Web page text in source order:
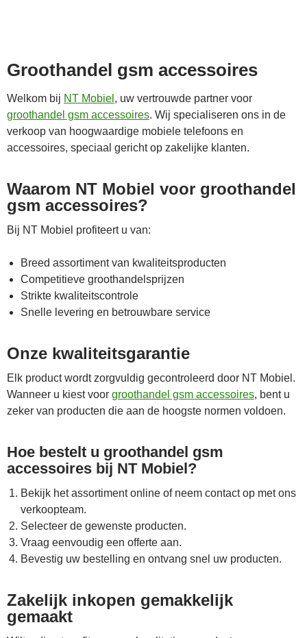
Groothandel gsm accessoires
Welkom bij NT Mobiel , uw vertrouwde partner voor
groothandel gsm accessoires. Wij specialiseren ons in de
verkoop van hoogwaardige mobiele telefoons en
accessoires, speciaal gericht op zakelijke klanten.
Waarom NT Mobiel voor groothandel
gsm accessoires?
Bij NT Mobiel profiteert u van:
Breed assortiment van kwaliteitsproducten
Competitieve groothandelsprijzen
Strikte kwaliteitscontrole
Snelle levering en betrouwbare service
Onze kwaliteitsgarantie
Elk product wordt zorgvuldig gecontroleerd door NT Mobiel.
Wanneer u kiest voor groothandel gsm accessoires, bent u
zeker van producten die aan de hoogste normen voldoen.
Hoe bestelt u groothandel gsm
accessoires bij NT Mobiel?
Bekijk het assortiment online of neem contact op met ons
verkoopteam.
Selecteer de gewenste producten.
Vraag eenvoudig een offerte aan.
Bevestig uw bestelling en ontvang snel uw producten.
Zakelijk inkopen gemakkelijk
gemaakt